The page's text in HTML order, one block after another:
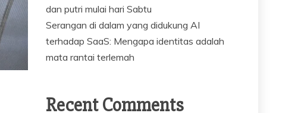
dan putri mulai hari Sabtu
Serangan di dalam yang didukung AI
terhadap SaaS: Mengapa identitas adalah
mata rantai terlemah
Recent Comments